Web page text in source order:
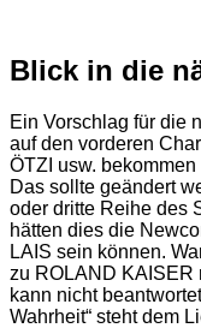
Blick in die
Ein Vorschlag für die
auf den vorderen
ÖTZI usw.
Das sollte geändert
oder dritte Reihe des
hätten dies die
LAIS sein können.
zu ROLAND KAISER
kann nicht
Wahrheit“ steht dem